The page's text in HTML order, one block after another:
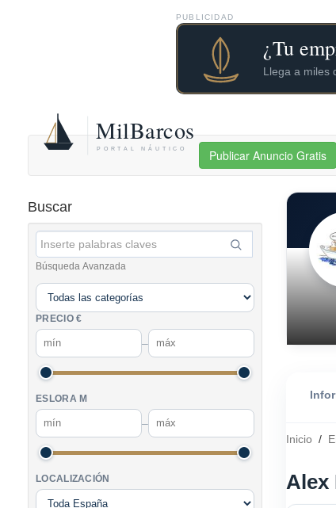
PUBLICIDAD
Publicar Anuncio Gratis
Buscar
Búsqueda Avanzada
PRECIO €
–
ESLORA M
–
LOCALIZACIÓN
Inicio /
Alex